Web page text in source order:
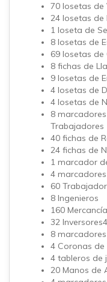
70 losetas de
24 losetas
1 loseta de
8 losetas de
69 losetas de
8 fichas de
9 losetas de
4 losetas de
4 losetas de
8
Trabajadores
40 fichas de
24 fichas de
1 marcador
4
60
8 Ingenieros
160
32 Inversores
8
4 Coronas de
4 tableros de
20 Manos de